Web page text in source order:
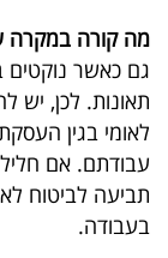
מה קורה במקרה
גם כאשר נוקטים
תאונות. לכן, יש
לאומי בגין
עבודתם. אם
תביעה לביטוח
בעבודה.